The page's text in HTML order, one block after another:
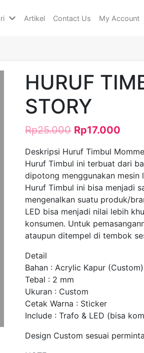
Artikel Contact Us My Account
HURUF
STORY
Rp25.000 Rp17.000
Deskripsi Huruf Timbul
Huruf Timbul ini terbuat dari
dipotong menggunakan mesin
Huruf Timbul ini bisa menjadi
mengenalkan suatu produk/
LED bisa menjadi nilai lebih
konsumen. Untuk
ataupun ditempel di tembok
Detail
Bahan : Acrylic Kapur (Custom)
Tebal : 2 mm
Ukuran : Custom
Cetak Warna : Sticker
Include : Trafo & LED (bisa
Design Custom sesuai